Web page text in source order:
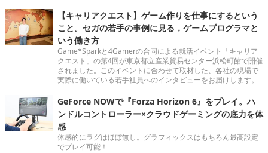
【キャリアクエスト】ゲーム作りを仕事にするという
こと。セガの若手の事例に見る，ゲームプログラマと
いう働き方
Game*Sparkと4Gamerの合同による就活イベント「キャリア
クエスト」の第4回が東京都立産業貿易センター浜松町館で開催
されました。このイベントに合わせて取材した、各社の現場で
実際に働いている若手社員へのインタビューをお届けします。
GeForce NOWで『Forza Horizon 6』をプレイ。ハ
ンドルコントローラー×クラウドゲーミングの底力を体
感
体感的にラグはほぼ無し。グラフィックスはもちろん最高設定
でプレイ可能！